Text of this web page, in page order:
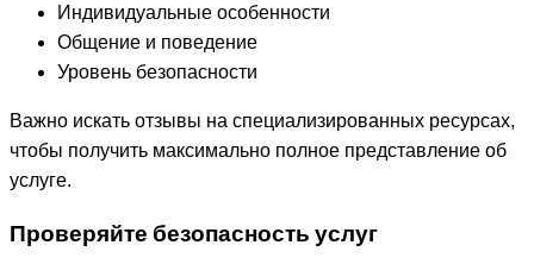
Индивидуальные особенности
Общение и поведение
Уровень безопасности
Важно искать отзывы на специализированных ресурсах,
чтобы получить максимально полное представление об
услуге.
Проверяйте безопасность услуг